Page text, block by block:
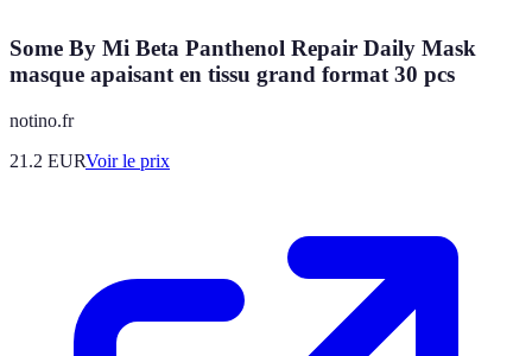
Some By Mi Beta Panthenol Repair Daily Mask
masque apaisant en tissu grand format 30 pcs
notino.fr
21.2 EURVoir le prix